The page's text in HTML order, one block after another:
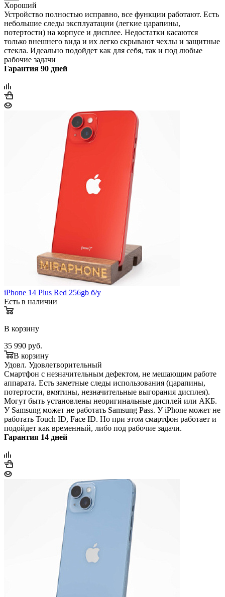
Хороший
Устройство полностью исправно, все функции работают. Есть
небольшие следы эксплуатации (легкие царапины,
потертости) на корпусе и дисплее. Недостатки касаются
только внешнего вида и их легко скрывают чехлы и защитные
стекла. Идеально подойдет как для себя, так и под любые
рабочие задачи
Гарантия 90 дней
iPhone 14 Plus Red 256gb б/у
Есть в наличии
В корзину
35 990 руб.
В корзину
Удовл. Удовлетворительный
Смартфон с незначительным дефектом, не мешающим работе
аппарата. Есть заметные следы использования (царапины,
потертости, вмятины, незначительные выгорания дисплея).
Могут быть установлены неоригинальные дисплей или АКБ.
У Samsung может не работать Samsung Pass. У iPhone может не
работать Touch ID, Face ID. Но при этом смартфон работает и
подойдет как временный, либо под рабочие задачи.
Гарантия 14 дней